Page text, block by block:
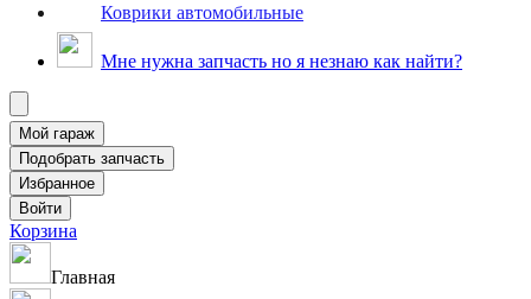
Коврики автомобильные
Мне нужна запчасть но я незнаю как найти?
Корзина
Главная